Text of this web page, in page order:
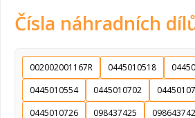
Čísla náhradních
002002001167R 0445010518
0445010554
0445010702
0445010726
098437425